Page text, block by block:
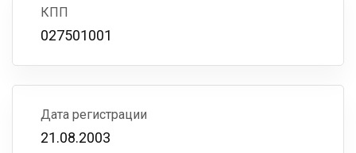
КПП
027501001
Дата регистрации
21.08.2003